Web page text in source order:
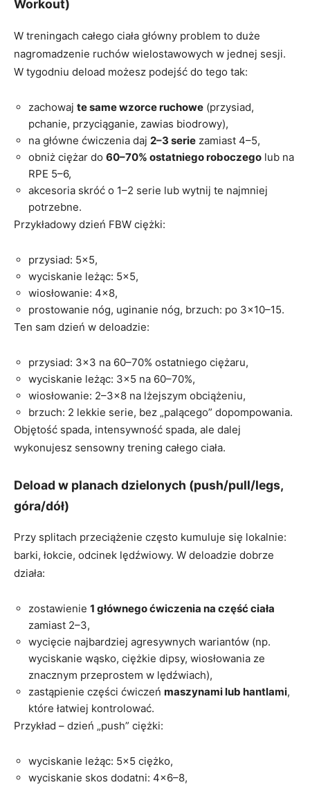
Workout)
W treningach całego ciała główny problem to duże
nagromadzenie ruchów wielostawowych w jednej sesji.
W tygodniu deload możesz podejść do tego tak:
zachowaj te same wzorce ruchowe (przysiad,
pchanie, przyciąganie, zawias biodrowy),
na główne ćwiczenia daj 2–3 serie zamiast 4–5,
obniż ciężar do 60–70% ostatniego roboczego lub na
RPE 5–6,
akcesoria skróć o 1–2 serie lub wytnij te najmniej
potrzebne.
Przykładowy dzień FBW ciężki:
przysiad: 5×5,
wyciskanie leżąc: 5×5,
wiosłowanie: 4×8,
prostowanie nóg, uginanie nóg, brzuch: po 3×10–15.
Ten sam dzień w deloadzie:
przysiad: 3×3 na 60–70% ostatniego ciężaru,
wyciskanie leżąc: 3×5 na 60–70%,
wiosłowanie: 2–3×8 na lżejszym obciążeniu,
brzuch: 2 lekkie serie, bez „palącego” dopompowania.
Objętość spada, intensywność spada, ale dalej
wykonujesz sensowny trening całego ciała.
Deload w planach dzielonych (push/pull/legs,
góra/dół)
Przy splitach przeciążenie często kumuluje się lokalnie:
barki, łokcie, odcinek lędźwiowy. W deloadzie dobrze
działa:
zostawienie 1 głównego ćwiczenia na część ciała
zamiast 2–3,
wycięcie najbardziej agresywnych wariantów (np.
wyciskanie wąsko, ciężkie dipsy, wiosłowania ze
znacznym przeprostem w lędźwiach),
zastąpienie części ćwiczeń maszynami lub hantlami,
które łatwiej kontrolować.
Przykład – dzień „push” ciężki:
wyciskanie leżąc: 5×5 ciężko,
wyciskanie skos dodatni: 4×6–8,